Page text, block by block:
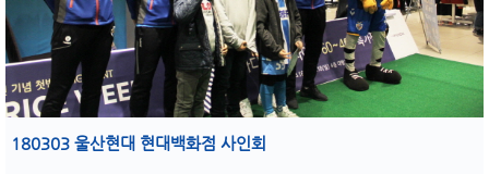
180303 울산현대 현대백화점 사인회